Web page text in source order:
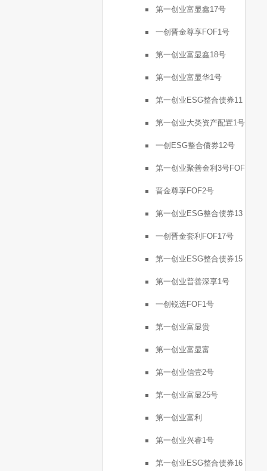
第一创业富显鑫17号
一创晋金尊享FOF1号
第一创业富显鑫18号
第一创业富显华1号
第一创业ESG整合债券11
号
第一创业大类资产配置1号
一创ESG整合债券12号
第一创业聚善金利3号FOF
晋金尊享FOF2号
第一创业ESG整合债券13
号
一创晋金套利FOF17号
第一创业ESG整合债券15
号
第一创业普善深享1号
一创锐选FOF1号
第一创业富显贵
第一创业富显富
第一创业信壹2号
第一创业富显25号
第一创业富利
第一创业兴睿1号
第一创业ESG整合债券16